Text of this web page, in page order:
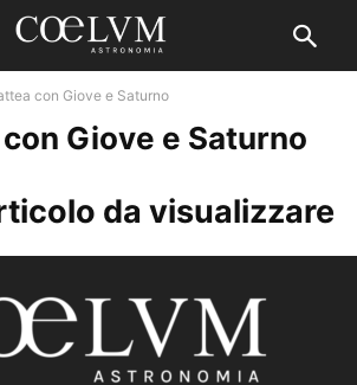
con Giove e Saturno
Giove e Saturno
da visualizzare